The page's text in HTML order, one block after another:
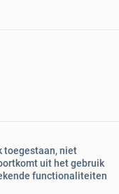
toegestaan, niet
uit het gebruik
functionaliteiten